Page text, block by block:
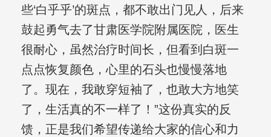
些‘白乎乎’的斑点，都不敢出门见人，后来
鼓起勇气去了甘肃医学院附属医院，医生
很耐心，虽然治疗时间长，但看到白斑一
点点恢复颜色，心里的石头也慢慢落地
了。现在，我敢穿短袖了，也敢大方地笑
了，生活真的不一样了！”这份真实的反
馈，正是我们希望传递给大家的信心和力